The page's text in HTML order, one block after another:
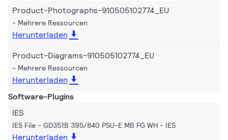
Product-Photographs-910505102774_EU
Mehrere Ressourcen
Herunterladen
Product-Diagrams-910505102774_EU
Mehrere Ressourcen
Herunterladen
Software-Plugins
IES
IES File - GD351B 39S/840 PSU-E MB FG WH IES
Herunterladen